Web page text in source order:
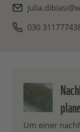
030
Um einer